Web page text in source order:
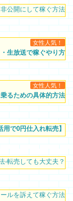
公開にして稼ぐ方法
女性人気！
生放送で稼ぐやり方
女性人気！
るための具体的方法
で0円仕入れ転売】
-転売しても大丈夫？
ルを訴えて稼ぐ方法